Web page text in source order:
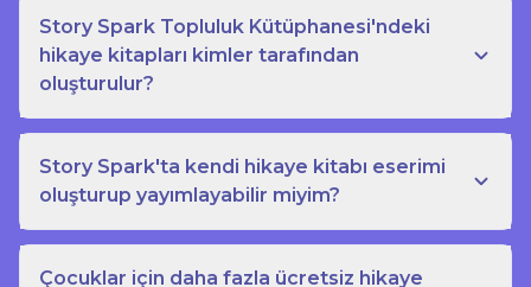
Story Spark Topluluk Kütüphanesi'ndeki
hikaye kitapları kimler tarafından
oluşturulur?
Story Spark'ta kendi hikaye kitabı eserimi
oluşturup yayımlayabilir miyim?
Çocuklar için daha fazla ücretsiz hikaye